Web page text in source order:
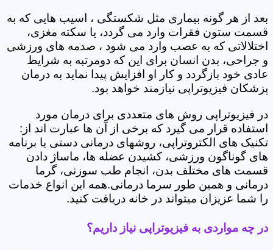
بعد از هر گونه بیماری مثل شکستگی ، اسیب هایی که به
قسمت ستون فقرات وارد می گردد، یا سکته مغزی،
اختلالاتی که به عصب وارد می شود ، صدمه های ورزشی
و جراحی، بدن انسان برای این که دومرتبه به شرایط
عادی خود بازگردد و کار او افزایش پیدا نماید به درمان
پزشکان فیزیوتراپی نیازمند خواهد بود.
در فیزیوتراپی روش های متعددی برای درمان مورد
استفاده قرار می گیرد که برخی از آن ها عبارت اند از:
تکنیک های الکتروتراپی، روشهای درمانی دستی یا برنامه
های گوناگون ورزشی، کشیدن عضله ها، ماساژ دادن
قسمت های مختلف بدن، انجام طب سوزنی، گرما
درمانی و همین طور سرما درمانی.همه این انواع خدمات
را شما عزیزان میتواند در خانه دریافت کنید.
در چه مواردی به فیزیوتراپی نیاز داریم؟